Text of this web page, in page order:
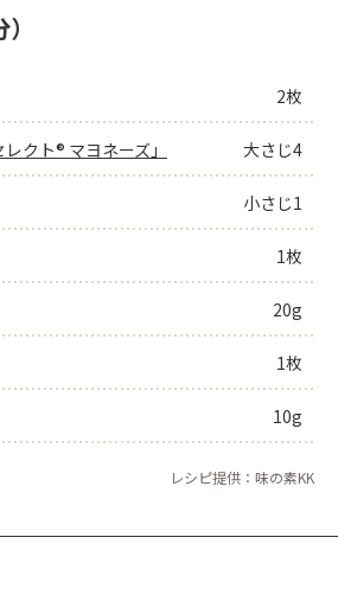
2枚
レクト® マヨネーズ」 大さじ4
小さじ1
1枚
20g
1枚
10g
レシピ提供：味の素KK